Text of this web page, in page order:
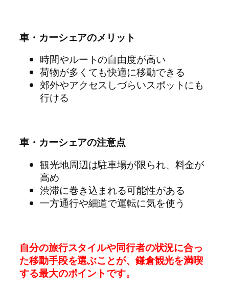
車・カーシェアのメリット
時間やルートの自由度が高い
荷物が多くても快適に移動できる
郊外やアクセスしづらいスポットにも
行ける
車・カーシェアの注意点
観光地周辺は駐車場が限られ、料金が
高め
渋滞に巻き込まれる可能性がある
一方通行や細道で運転に気を使う
自分の旅行スタイルや同行者の状況に合っ
た移動手段を選ぶことが、鎌倉観光を満喫
する最大のポイントです。